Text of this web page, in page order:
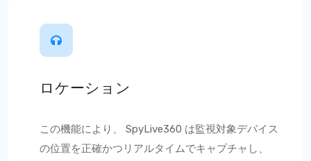
ロケーション
この機能により、 SpyLive360 は監視対象デバイス
の位置を正確かつリアルタイムでキャプチャし、